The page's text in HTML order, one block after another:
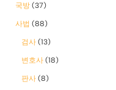
국방 (37)
사법 (88)
검사 (13)
변호사 (18)
판사 (8)